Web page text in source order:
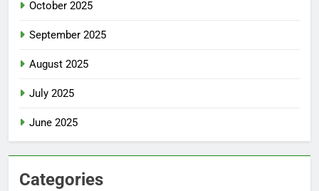
October 2025
September 2025
August 2025
July 2025
June 2025
Categories